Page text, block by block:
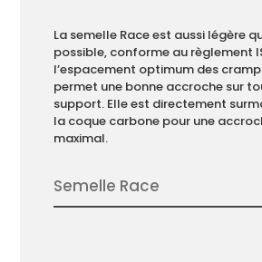
La semelle Race est aussi légère
possible, conforme au règlement
l’espacement optimum des
permet une bonne accroche sur
support. Elle est directement
la coque carbone pour une
maximal.
Semelle Race